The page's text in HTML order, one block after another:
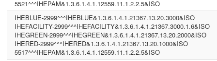
5521^^^IHEPAM&1.3.6.1.4.1.12559.11.1.2.2.5&ISO
IHEBLUE-2999^^^IHEBLUE&1.3.6.1.4.1.21367.13.20.3000&ISO
IHEFACILITY-2999^^^IHEFACILITY&1.3.6.1.4.1.21367.3000.1.6&ISO
IHEGREEN-2999^^^IHEGREEN&1.3.6.1.4.1.21367.13.20.2000&ISO
IHERED-2999^^^IHERED&1.3.6.1.4.1.21367.13.20.1000&ISO
5517^^^IHEPAM&1.3.6.1.4.1.12559.11.1.2.2.5&ISO